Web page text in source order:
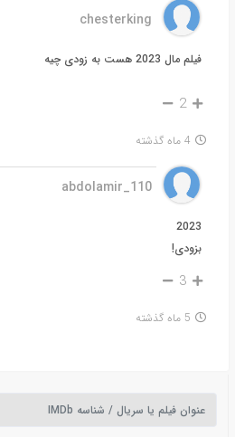
chesterking
فیلم مال 2023 هست به زودی چیه
2
4 ماه گذشته
abdolamir_110
2023
بزودی!
3
5 ماه گذشته